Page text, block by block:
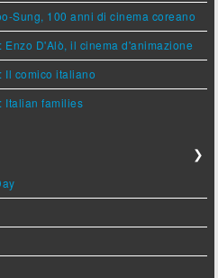
Sung, 100 anni di cinema coreano
D'Alò, il cinema d'animazione
Il comico italiano
Italian families
❯